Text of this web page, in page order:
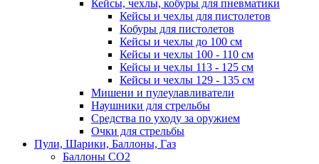
Кейсы, чехлы, кобуры для пневматики
Кейсы и чехлы для пистолетов
Кобуры для пистолетов
Кейсы и чехлы до 100 см
Кейсы и чехлы 100 - 110 см
Кейсы и чехлы 113 - 125 см
Кейсы и чехлы 129 - 135 см
Мишени и пулеулавливатели
Наушники для стрельбы
Средства по уходу за оружием
Очки для стрельбы
Пули, Шарики, Баллоны, Газ
Баллоны CO2